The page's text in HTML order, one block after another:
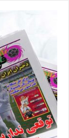
با فوتبالز همراه
footballs.women@
برچسب ها سپاهان